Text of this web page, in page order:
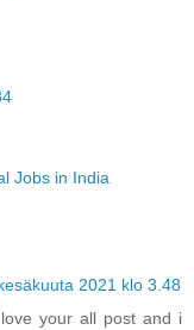
Jobs in India
2021 klo 3.48
your all post and i